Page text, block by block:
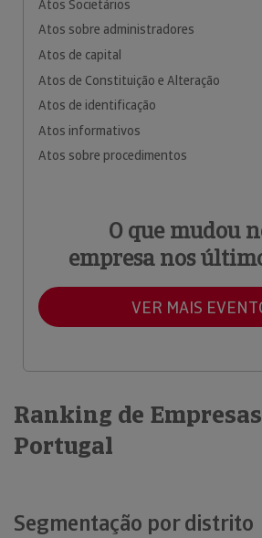
Atos Societários
Atos sobre administradores
Atos de capital
Atos de Constituição e Alteração
Atos de identificação
Atos informativos
Atos sobre procedimentos
O que mudou
empresa nos
VER MAIS
Ranking de
Portugal
Segmentação por distrito